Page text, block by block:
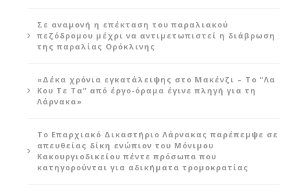
Σε αναμονή η επέκταση του παραλιακού
πεζόδρομου μέχρι να αντιμετωπιστεί η διάβρωση
της παραλίας Ορόκλινης
«Δέκα χρόνια εγκατάλειψης στο Μακένζι – Το “Λα
Κου Τε Τα” από έργο-όραμα έγινε πληγή για τη
Λάρνακα»
Το Επαρχιακό Δικαστήριο Λάρνακας παρέπεμψε σε
απευθείας δίκη ενώπιον του Μόνιμου
Κακουργιοδικείου πέντε πρόσωπα που
κατηγορούνται για αδικήματα τρομοκρατίας